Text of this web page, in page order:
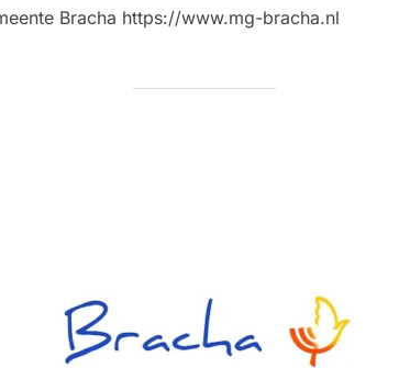
Bracha https://www.mg-bracha.nl